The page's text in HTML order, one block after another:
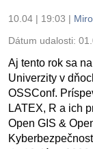
10.04 | 19:03 |
Dátum udalosti:
Aj tento rok sa
Univerzity v
OSSConf.
LATEX, R a ich
Open GIS &